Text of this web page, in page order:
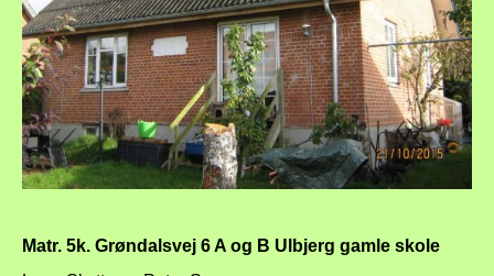
Matr. 5k. Grøndalsvej 6 A og B Ulbjerg gamle skole